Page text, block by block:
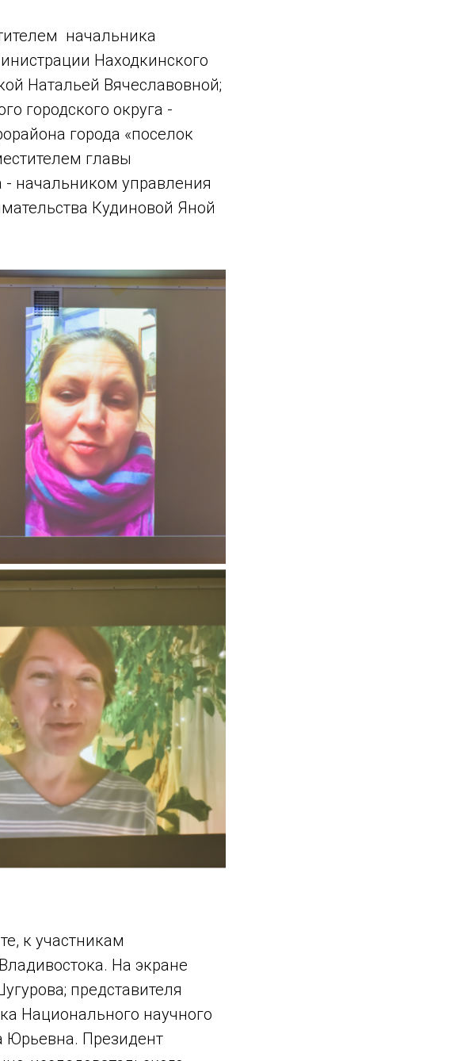
начальника
Находкинского
Натальей Вячеславовной;
городского округа -
города «поселок
главы
- начальником управления
Кудиновой Яной
к участникам
На экране
представителя
Национального научного
Юрьевна. Президент